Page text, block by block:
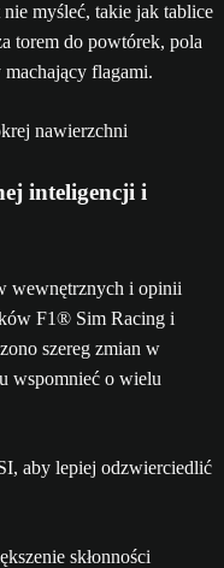
myśleć, takie jak tablice
torem do powtórek, pola
flagami.
inteligencji i
wewnętrznych i opinii
F1® Sim Racing i
szereg zmian w
wspomnieć o wielu
aby lepiej odzwierciedlić
skłonności